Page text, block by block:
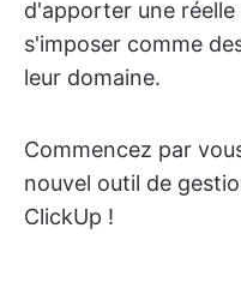
d'apporter une
s'imposer comme
leur domaine.
Commencez par
nouvel outil de
ClickUp !